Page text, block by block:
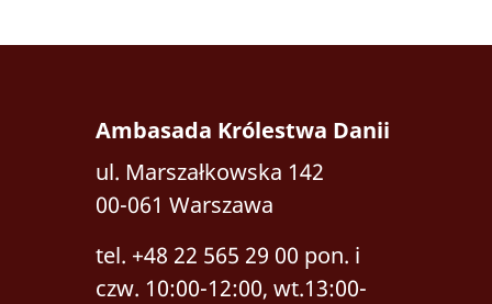
Ambasada Królestwa Danii
ul. Marszałkowska 142
00-061 Warszawa
tel. +48 22 565 29 00 pon. i
czw. 10:00-12:00, wt.13:00-